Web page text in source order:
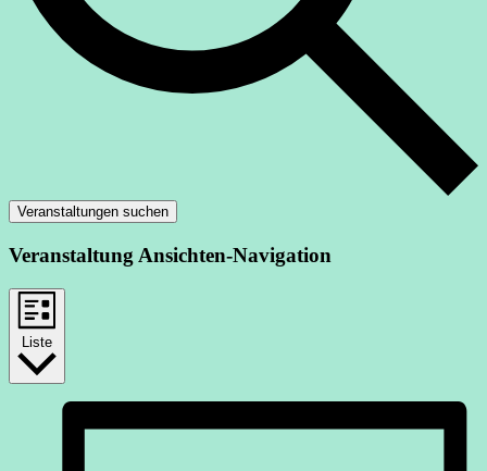
Veranstaltungen suchen
Veranstaltung Ansichten-Navigation
Liste